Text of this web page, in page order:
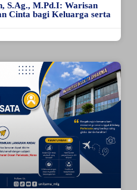
S.Ag., M.Pd.I: Warisan
Cinta bagi Keluarga serta